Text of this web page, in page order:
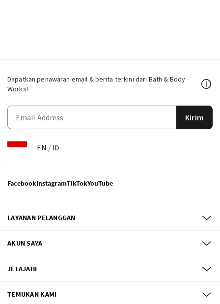
Dapatkan penawaran email & berita terkini dari Bath & Body
Works!
Kirim
EN / ID
FacebookInstagramTikTokYouTube
LAYANAN PELANGGAN
AKUN SAYA
JELAJAHI
TEMUKAN KAMI